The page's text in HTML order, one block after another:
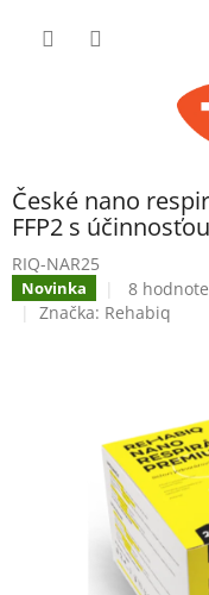
České nano
FFP2 s
RIQ-NAR25
Novinka
Priemerné
hodnotenie
8
Značka: Rehabiq